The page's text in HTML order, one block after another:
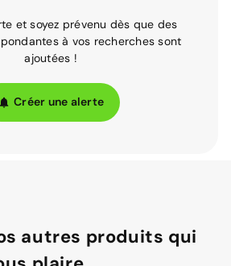
et soyez prévenu dès que des
à vos recherches sont
ajoutées !
Créer une alerte
autres produits qui